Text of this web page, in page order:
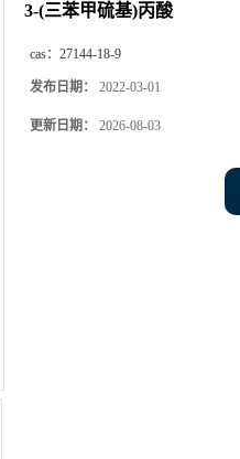
3-(三苯甲硫基)丙酸
cas： 27144-18-9
发布日期： 2022-03-01
更新日期： 2026-08-03